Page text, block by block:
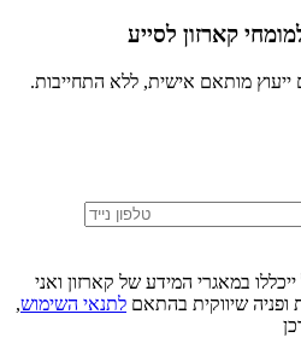
קארזון לסייע
ייעוץ מותאם אישית, ללא התחייבות.
במאגרי המידע של קארזון ואני
שיווקית בהתאם לתנאי השימוש,